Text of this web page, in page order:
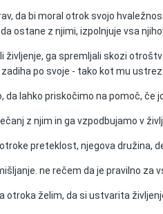
da bi moral otrok svojo
ostane z njimi, izpolnjuje vsa
življenje, ga spremljali skozi
po svoje - tako kot mu
da lahko priskočimo na pomoč, če
z njim in ga vzpodbujamo v
preteklost, njegova družina,
ne rečem da je pravilno za
otroka želim, da si ustvarita